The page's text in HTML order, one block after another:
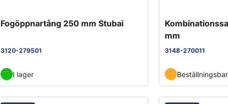
Fogöppnartång 250 mm Stubai
3120-279501
I lager
mm
3148-270011
Beställningsbar